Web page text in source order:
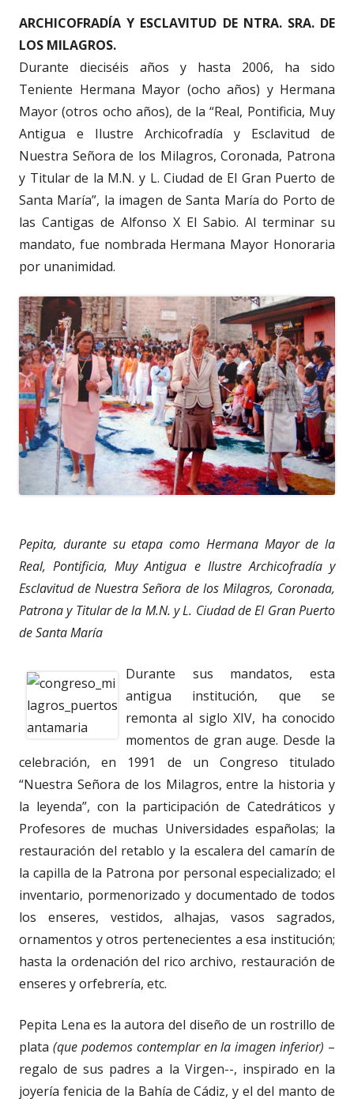
ARCHICOFRADÍA Y ESCLAVITUD DE NTRA. SRA. DE
LOS MILAGROS.
Durante dieciséis años y hasta 2006, ha sido
Teniente Hermana Mayor (ocho años) y Hermana
Mayor (otros ocho años), de la “Real, Pontificia, Muy
Antigua e Ilustre Archicofradía y Esclavitud de
Nuestra Señora de los Milagros, Coronada, Patrona
y Titular de la M.N. y L. Ciudad de El Gran Puerto de
Santa María”, la imagen de Santa María do Porto de
las Cantigas de Alfonso X El Sabio. Al terminar su
mandato, fue nombrada Hermana Mayor Honoraria
por unanimidad.
Pepita, durante su etapa como Hermana Mayor de la
Real, Pontificia, Muy Antigua e Ilustre Archicofradía y
Esclavitud de Nuestra Señora de los Milagros, Coronada,
Patrona y Titular de la M.N. y L. Ciudad de El Gran Puerto
de Santa María
Durante sus mandatos, esta
antigua institución, que se
remonta al siglo XIV, ha conocido
momentos de gran auge. Desde la
celebración, en 1991 de un Congreso titulado
“Nuestra Señora de los Milagros, entre la historia y
la leyenda”, con la participación de Catedráticos y
Profesores de muchas Universidades españolas; la
restauración del retablo y la escalera del camarín de
la capilla de la Patrona por personal especializado; el
inventario, pormenorizado y documentado de todos
los enseres, vestidos, alhajas, vasos sagrados,
ornamentos y otros pertenecientes a esa institución;
hasta la ordenación del rico archivo, restauración de
enseres y orfebrería, etc.
Pepita Lena es la autora del diseño de un rostrillo de
plata (que podemos contemplar en la imagen inferior) –
regalo de sus padres a la Virgen--, inspirado en la
joyería fenicia de la Bahía de Cádiz, y el del manto de